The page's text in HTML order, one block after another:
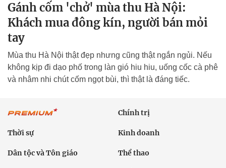
Gánh cốm 'chở' mùa thu Hà Nội:
Khách mua đông kín, người bán mỏi
tay
Mùa thu Hà Nội thật đẹp nhưng cũng thật ngắn ngủi. Nếu
không kịp đi dạo phố trong làn gió hiu hiu, uống cốc cà phê
và nhâm nhi chút cốm ngọt bùi, thì thật là đáng tiếc.
Chính trị
Thời sự Kinh doanh
Dân tộc và Tôn giáo Thể thao